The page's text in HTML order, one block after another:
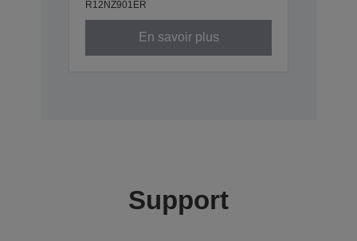
R12NZ901ER
En savoir plus
Support